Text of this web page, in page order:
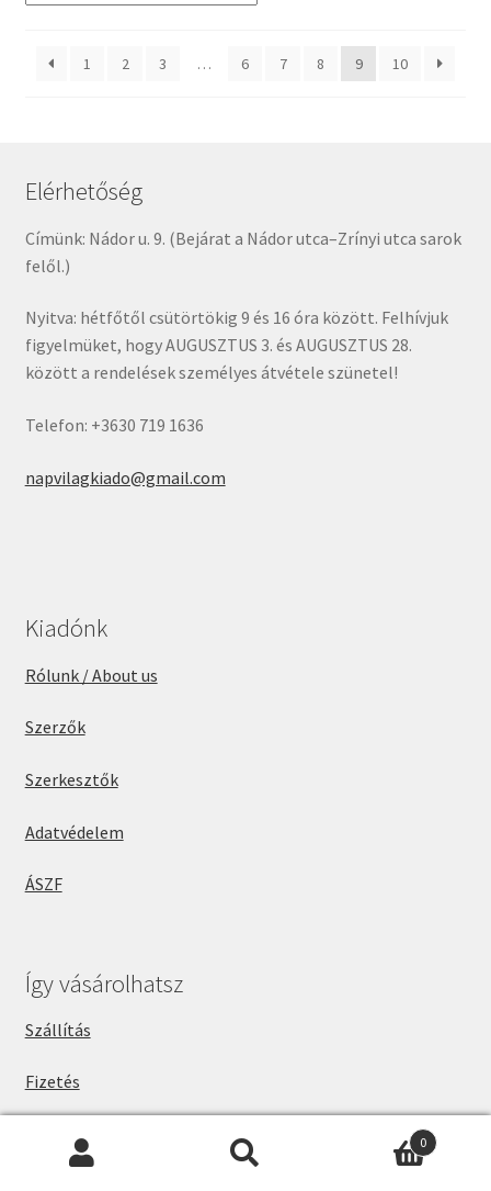
1 2 3 … 6 7 8 9 10
Elérhetőség
Címünk: Nádor u. 9. (Bejárat a Nádor utca–Zrínyi utca sarok
felől.)
Nyitva: hétfőtől csütörtökig 9 és 16 óra között. Felhívjuk
figyelmüket, hogy AUGUSZTUS 3. és AUGUSZTUS 28.
között a rendelések személyes átvétele szünetel!
Telefon: +3630 719 1636
napvilagkiado@gmail.com
Kiadónk
Rólunk / About us
Szerzők
Szerkesztők
Adatvédelem
ÁSZF
Így vásárolhatsz
Szállítás
Fizetés
Átvételi hely
Keresés
0